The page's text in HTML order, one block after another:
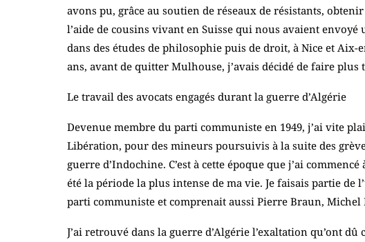
avons pu, grâce au soutien de réseaux de résistants,
l’aide de cousins vivant en Suisse qui nous avaient
dans des études de philosophie puis de droit, à Nice et Aix-
ans, avant de quitter Mulhouse, j’avais décidé de faire plus
Le travail des avocats engagés durant la guerre d’Algérie
Devenue membre du parti communiste en 1949, j’ai vite
Libération, pour des mineurs poursuivis à la suite des
guerre d’Indochine. C’est à cette époque que j’ai
été la période la plus intense de ma vie. Je faisais partie
parti communiste et comprenait aussi Pierre Braun,
J’ai retrouvé dans la guerre d’Algérie l’exaltation qu’ont